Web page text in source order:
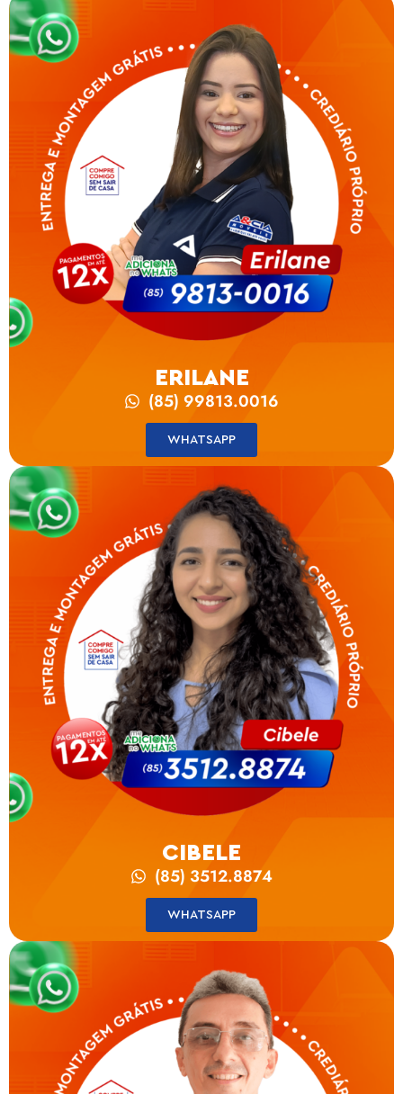
ERILANE
(85) 99813.0016
WHATSAPP
CIBELE
(85) 3512.8874
WHATSAPP